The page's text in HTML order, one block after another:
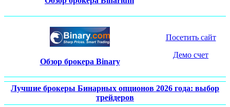
Обзор брокера Binary
Посетить сайт
Демо счет
Лучшие брокеры Бинарных опционов 2026 года: выбор
трейдеров